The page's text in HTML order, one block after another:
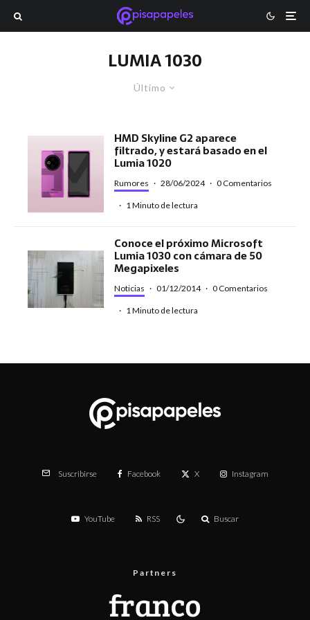
LUMIA 1030
Último
HMD Skyline G2 aparece
filtrado, y estará basado en el
Lumia 1020
Rumores · 28/06/2024 · 0 Comentarios
· 1 Minuto de lectura
Conoce el próximo Microsoft
Lumia 1030 con cámara de 50
Megapixeles
Noticias · 01/12/2014 · 0 Comentarios
· 1 Minuto de lectura
Suscribirse Facebook X Instagram
YouTube RSS Buscar
Partners